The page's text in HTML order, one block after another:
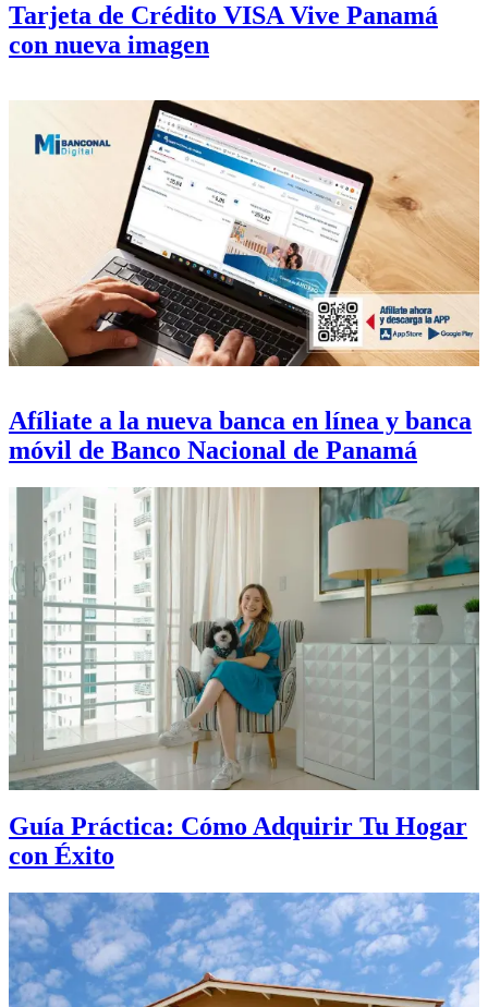
Tarjeta de Crédito VISA Vive Panamá
con nueva imagen
Afíliate a la nueva banca en línea y banca
móvil de Banco Nacional de Panamá
Guía Práctica: Cómo Adquirir Tu Hogar
con Éxito